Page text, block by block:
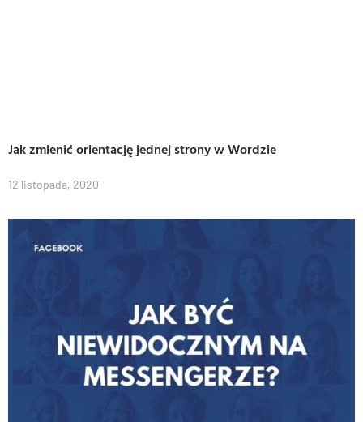
Jak zmienić orientację jednej strony w Wordzie
12 listopada, 2020